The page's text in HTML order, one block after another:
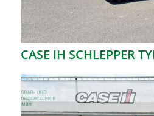
CASE IH SCHLEPPER